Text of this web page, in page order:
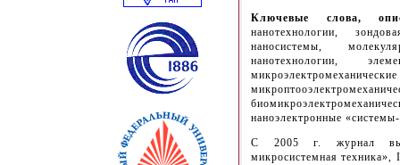
Ключевые слова,
нанотехнологии,
наносистемы,
нанотехнологии,
наноэлектронные
С 2005 г. журнал
микросистемная